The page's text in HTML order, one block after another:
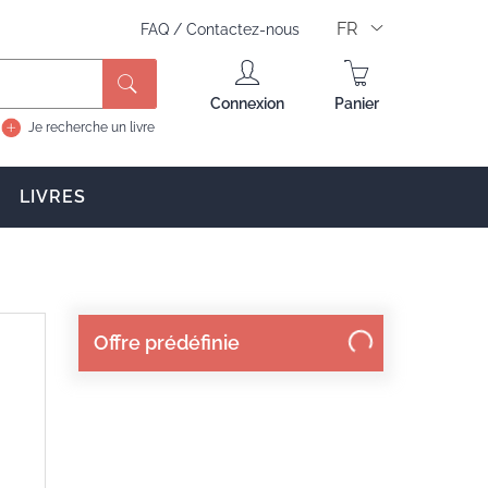
FAQ / Contactez-nous FR
Je recherche un livre
Connexion Panier
LIVRES
Offre prédéfinie